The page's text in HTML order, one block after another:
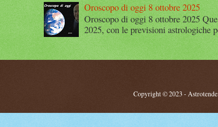
Oroscopo di oggi 8 ottobre 2025
Oroscopo di oggi 8 ottobre 2025
2025, con le previsioni astrologiche
Copyright © 2023 -